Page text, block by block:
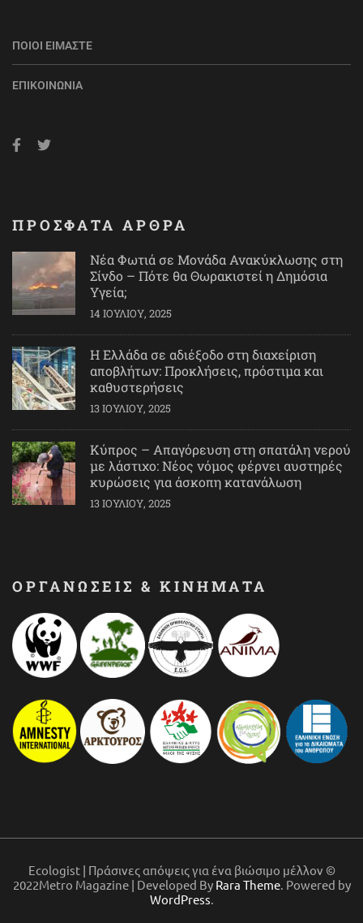
ΠΟΙΟΙ ΕΊΜΑΣΤΕ
ΕΠΙΚΟΙΝΩΝΊΑ
ΠΡΟΣΦΑΤΑ ΑΡΘΡΑ
Νέα Φωτιά σε Μονάδα Ανακύκλωσης στη
Σίνδο – Πότε θα Θωρακιστεί η Δημόσια
Υγεία;
14 ΙΟΥΛΊΟΥ, 2025
Η Ελλάδα σε αδιέξοδο στη διαχείριση
αποβλήτων: Προκλήσεις, πρόστιμα και
καθυστερήσεις
13 ΙΟΥΛΊΟΥ, 2025
Κύπρος – Απαγόρευση στη σπατάλη νερού
με λάστιχο: Νέος νόμος φέρνει αυστηρές
κυρώσεις για άσκοπη κατανάλωση
13 ΙΟΥΛΊΟΥ, 2025
ΟΡΓΑΝΩΣΕΙΣ & ΚΙΝΗΜΑΤΑ
Ecologist | Πράσινες απόψεις για ένα βιώσιμο μέλλον ©
2022Metro Magazine | Developed By Rara Theme. Powered by
WordPress